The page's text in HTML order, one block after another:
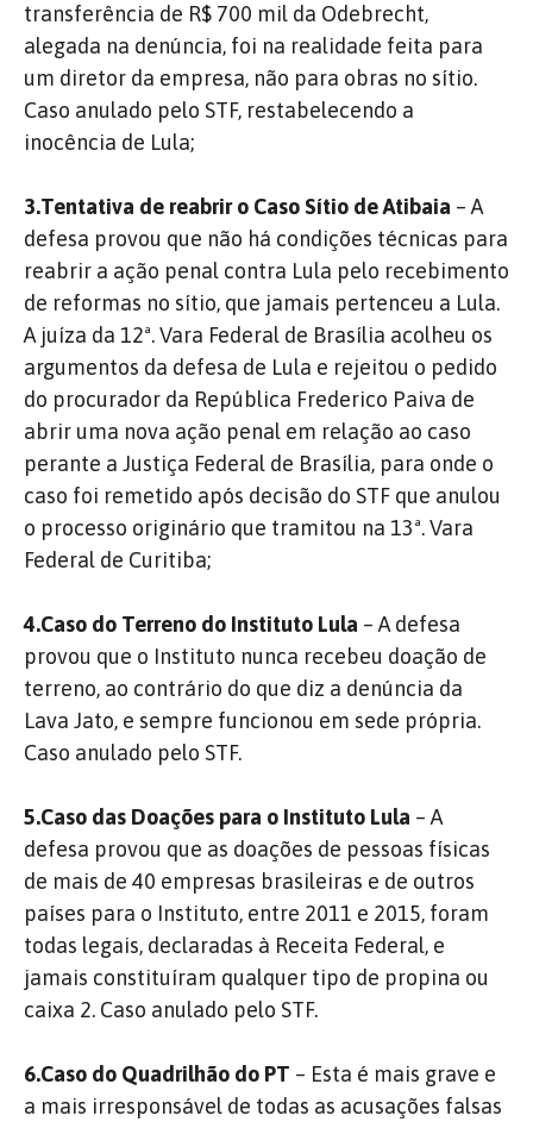
transferência de R$ 700 mil da Odebrecht,
alegada na denúncia, foi na realidade feita para
um diretor da empresa, não para obras no sítio.
Caso anulado pelo STF, restabelecendo a
inocência de Lula;
3.Tentativa de reabrir o Caso Sítio de Atibaia – A
defesa provou que não há condições técnicas para
reabrir a ação penal contra Lula pelo recebimento
de reformas no sítio, que jamais pertenceu a Lula.
A juíza da 12ª. Vara Federal de Brasília acolheu os
argumentos da defesa de Lula e rejeitou o pedido
do procurador da República Frederico Paiva de
abrir uma nova ação penal em relação ao caso
perante a Justiça Federal de Brasília, para onde o
caso foi remetido após decisão do STF que anulou
o processo originário que tramitou na 13ª. Vara
Federal de Curitiba;
4.Caso do Terreno do Instituto Lula – A defesa
provou que o Instituto nunca recebeu doação de
terreno, ao contrário do que diz a denúncia da
Lava Jato, e sempre funcionou em sede própria.
Caso anulado pelo STF.
5.Caso das Doações para o Instituto Lula – A
defesa provou que as doações de pessoas físicas
de mais de 40 empresas brasileiras e de outros
países para o Instituto, entre 2011 e 2015, foram
todas legais, declaradas à Receita Federal, e
jamais constituíram qualquer tipo de propina ou
caixa 2. Caso anulado pelo STF.
6.Caso do Quadrilhão do PT – Esta é mais grave e
a mais irresponsável de todas as acusações falsas